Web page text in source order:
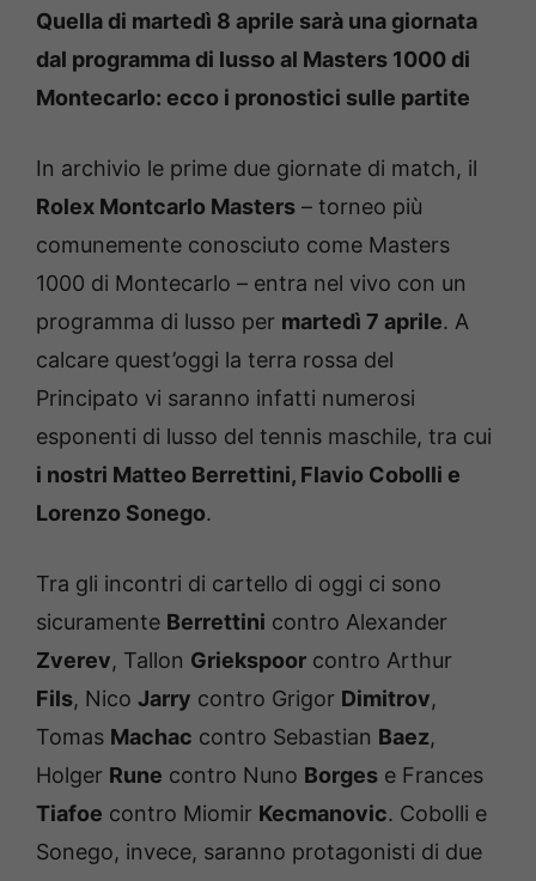
Quella di martedì 8 aprile sarà una giornata
dal programma di lusso al Masters 1000 di
Montecarlo: ecco i pronostici sulle partite
In archivio le prime due giornate di match, il
Rolex Montcarlo Masters – torneo più
comunemente conosciuto come Masters
1000 di Montecarlo – entra nel vivo con un
programma di lusso per martedì 7 aprile. A
calcare quest’oggi la terra rossa del
Principato vi saranno infatti numerosi
esponenti di lusso del tennis maschile, tra cui
i nostri Matteo Berrettini, Flavio Cobolli e
Lorenzo Sonego.
Tra gli incontri di cartello di oggi ci sono
sicuramente Berrettini contro Alexander
Zverev, Tallon Griekspoor contro Arthur
Fils, Nico Jarry contro Grigor Dimitrov,
Tomas Machac contro Sebastian Baez,
Holger Rune contro Nuno Borges e Frances
Tiafoe contro Miomir Kecmanovic. Cobolli e
Sonego, invece, saranno protagonisti di due